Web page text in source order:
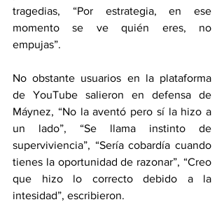
tragedias, “Por estrategia, en ese
momento se ve quién eres, no
empujas”.
No obstante usuarios en la plataforma
de YouTube salieron en defensa de
Máynez, “No la aventó pero sí la hizo a
un lado”, “Se llama instinto de
superviviencia”, “Sería cobardía cuando
tienes la oportunidad de razonar”, “Creo
que hizo lo correcto debido a la
intesidad”, escribieron.